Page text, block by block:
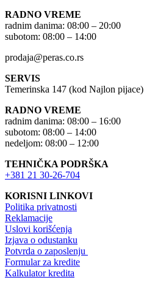
RADNO VREME
radnim danima: 08:00 – 20:00
subotom: 08:00 – 14:00
prodaja@peras.co.rs
SERVIS
Temerinska 147 (kod Najlon pijace)
RADNO VREME
radnim danima: 08:00 – 16:00
subotom: 08:00 – 14:00
nedeljom: 08:00 – 12:00
TEHNIČKA PODRŠKA
+381 21 30-26-704
KORISNI LINKOVI
Politika privatnosti
Reklamacije
Uslovi korišćenja
Izjava o odustanku
Potvrda o zaposlenju
Formular za kredite
Kalkulator kredita